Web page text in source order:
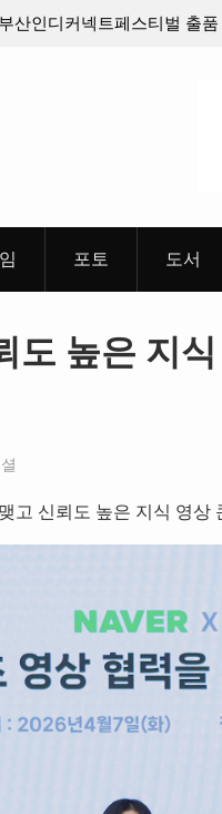
이션 ‘고스트밴드’ 8월 26
포토 도서
도 높은 지
고 신뢰도 높은 지식 영상